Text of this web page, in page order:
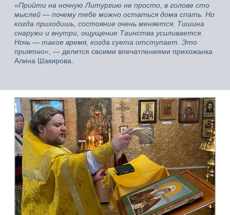
«Прийти на ночную Литургию не просто, в голове сто
мыслей — почему тебе можно остаться дома спать. Но
когда приходишь, состояние очень меняется. Тишина
снаружи и внутри, ощущение Таинства усиливается.
Ночь — такое время, когда суета отступает. Это
приятно» , — делится своими впечатлениями прихожанка
Алина Шакирова.